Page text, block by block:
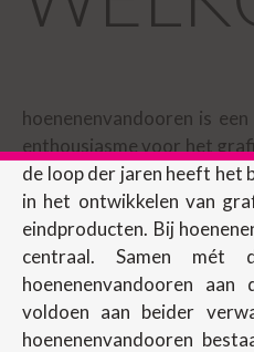
hoenenenvandooren is
enthousiasme voor het
de loop der jaren heeft het
in het ontwikkelen van
eindproducten. Bij
centraal. Samen mét
hoenenenvandooren
voldoen aan beider
hoenenenvandooren